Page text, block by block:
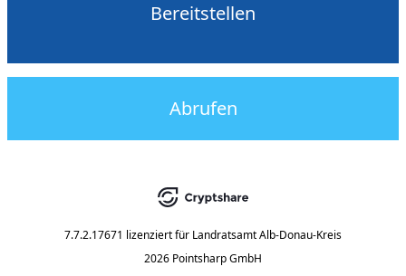
Bereitstellen
Abrufen
7.7.2.17671 lizenziert für Landratsamt Alb-Donau-Kreis
2026 Pointsharp GmbH